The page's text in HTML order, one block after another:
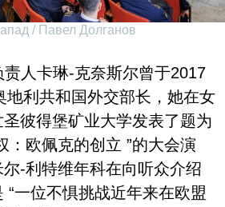
/ Павел Долганов
人卡琳-克奈斯尔曾于2017
地利共和国外交部长，她在女
彼得堡矿业大学发表了题为
：欧佩克的创立 ”的大会演
-利特维年科在向听众介绍
“一位不惧挑战近年来在欧盟